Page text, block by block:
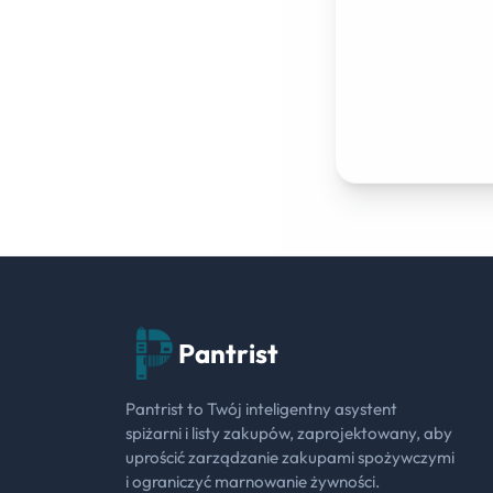
Pantrist
Pantrist to Twój inteligentny asystent
spiżarni i listy zakupów, zaprojektowany, aby
uprościć zarządzanie zakupami spożywczymi
i ograniczyć marnowanie żywności.